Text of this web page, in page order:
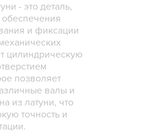
- это деталь,
и фиксации
цилиндрическую
позволяет
валы и
из латуни, что
точность и